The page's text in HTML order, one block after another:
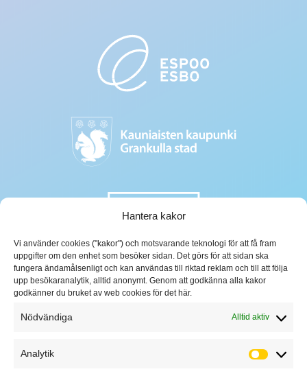
Hantera kakor
Vi använder cookies ("kakor") och motsvarande teknologi för att få fram
uppgifter om den enhet som besöker sidan. Det görs för att sidan ska
fungera ändamålsenligt och kan användas till riktad reklam och till att följa
upp besökaranalytik, alltid anonymt. Genom att godkänna alla kakor
godkänner du bruket av web cookies för det här.
Nödvändiga Alltid aktiv
Analytik
Analytik